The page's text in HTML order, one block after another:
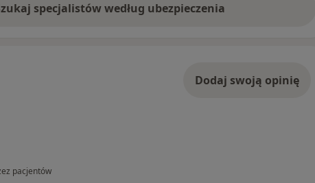
specjalistów według ubezpieczenia
Dodaj swoją opinię
pacjentów